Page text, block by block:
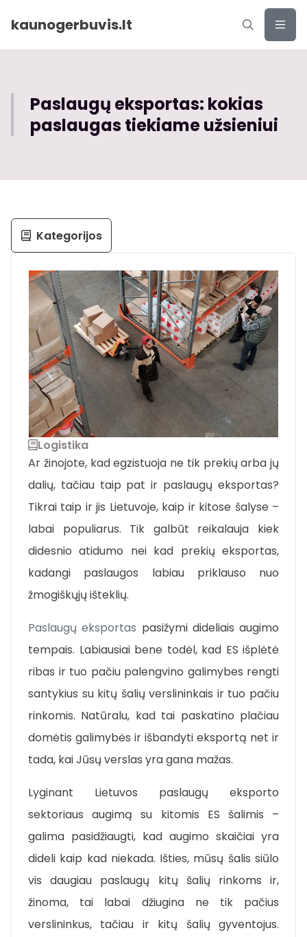
kaunogerbuvis.lt
Paslaugų eksportas: kokias
paslaugas tiekiame užsieniui
Logistika
Ar žinojote, kad egzistuoja ne tik prekių arba jų
dalių, tačiau taip pat ir paslaugų eksportas?
Tikrai taip ir jis Lietuvoje, kaip ir kitose šalyse –
labai populiarus. Tik galbūt reikalauja kiek
didesnio atidumo nei kad prekių eksportas,
kadangi paslaugos labiau priklauso nuo
žmogiškųjų išteklių.
Paslaugų eksportas pasižymi dideliais augimo
tempais. Labiausiai bene todėl, kad ES išplėtė
ribas ir tuo pačiu palengvino galimybes rengti
santykius su kitų šalių verslininkais ir tuo pačiu
rinkomis. Natūralu, kad tai paskatino plačiau
domėtis galimybės ir išbandyti eksportą net ir
tada, kai Jūsų verslas yra gana mažas.
Lyginant Lietuvos paslaugų eksporto
sektoriaus augimą su kitomis ES šalimis –
galima pasidžiaugti, kad augimo skaičiai yra
dideli kaip kad niekada. Išties, mūsų šalis siūlo
vis daugiau paslaugų kitų šalių rinkoms ir,
žinoma, tai labai džiugina ne tik pačius
verslininkus, tačiau ir kitų šalių gyventojus.
Kategorijos